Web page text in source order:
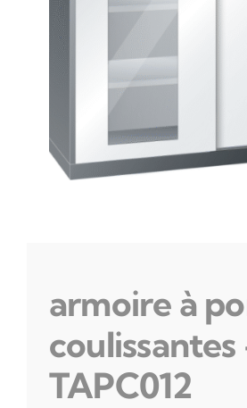
armoire à
coulissantes
TAPC012